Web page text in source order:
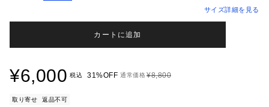
サイズ詳細を見る
カートに追加
¥6,000 税込 31%OFF 通常価格¥8,800
取り寄せ 返品不可